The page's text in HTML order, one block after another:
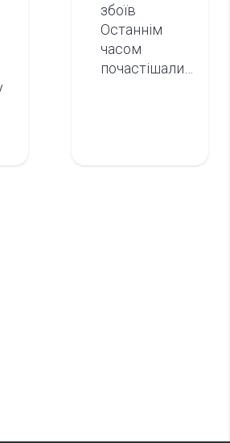
збоїв
Останнім
часом
почастішали…